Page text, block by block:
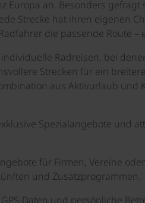
an. Besonders
Strecke hat ihren eigenen
die passende Route
Radreisen, bei
Strecken für ein
aus Aktivurlaub
Spezialangebote und
für Firmen, Vereine
und Zusatzprogrammen.
Daten und persönliche